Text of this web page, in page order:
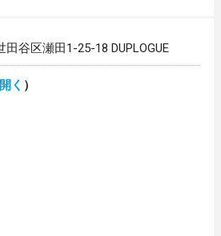
田谷区瀬田1-25-18 DUPLOGUE
く ）